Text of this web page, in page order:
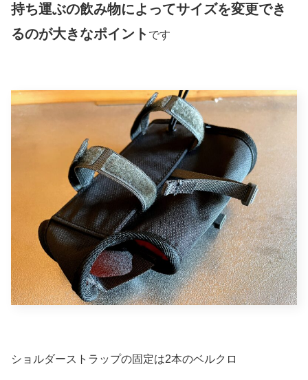
持ち運ぶの飲み物によってサイズを変更でき
るのが大きなポイント です
ショルダーストラップの固定は2本のベルクロ